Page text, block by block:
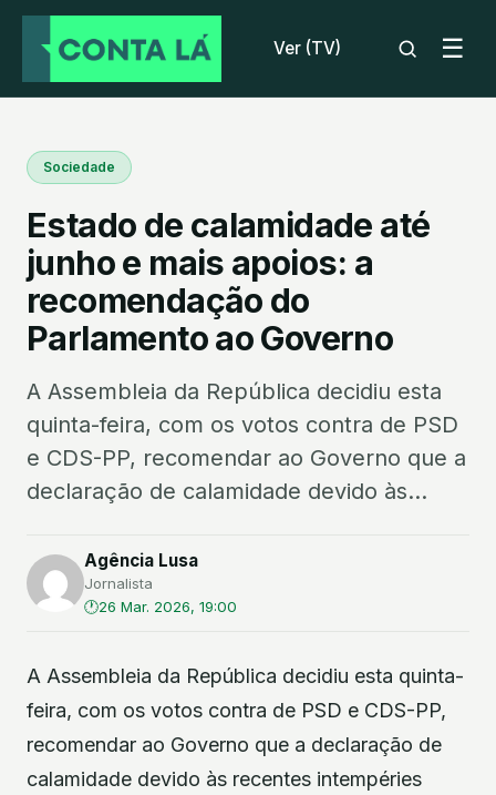
Ver (TV) ☰
Sociedade
Estado de calamidade até
junho e mais apoios: a
recomendação do
Parlamento ao Governo
A Assembleia da República decidiu esta
quinta-feira, com os votos contra de PSD
e CDS-PP, recomendar ao Governo que a
declaração de calamidade devido às...
Agência Lusa
Jornalista
26 Mar. 2026, 19:00
A Assembleia da República decidiu esta quinta-
feira, com os votos contra de PSD e CDS-PP,
recomendar ao Governo que a declaração de
calamidade devido às recentes intempéries